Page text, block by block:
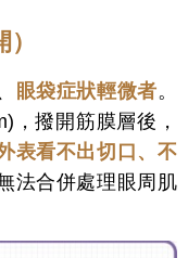
眼袋症狀輕微者。
，撥開筋膜層後，
表看不出切口、不
法合併處理眼周肌